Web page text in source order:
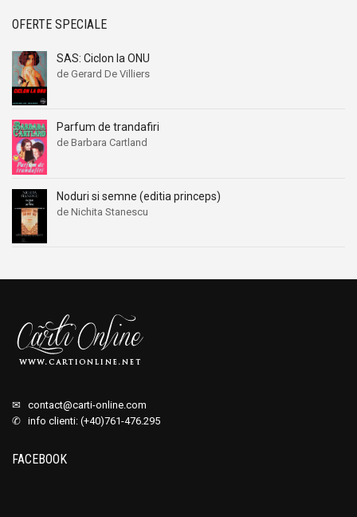
OFERTE SPECIALE
SAS: Ciclon la ONU
de Gerard De Villiers
Parfum de trandafiri
de Barbara Cartland
Noduri si semne (editia princeps)
de Nichita Stanescu
✉ contact@carti-online.com
✆ info clienti: (+40)761-476.295
FACEBOOK